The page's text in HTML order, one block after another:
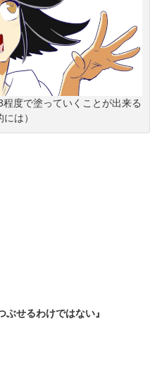
度で塗っていくことが出来る
には）
ぶせるわけではない』